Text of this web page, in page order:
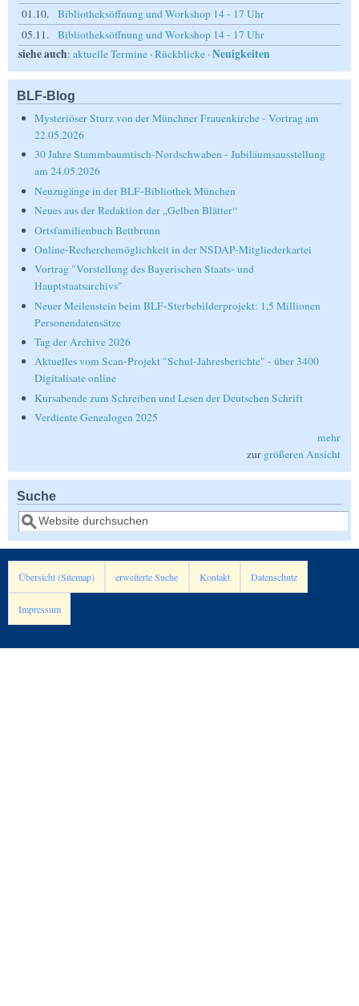
01.10.
Bibliotheksöffnung und Workshop 14 - 17 Uhr
05.11.
Bibliotheksöffnung und Workshop 14 - 17 Uhr
siehe auch: aktuelle Termine ·Rückblicke ·Neuigkeiten
BLF-Blog
Mysteriöser Sturz von der Münchner Frauenkirche - Vortrag am
22.05.2026
30 Jahre Stammbaumtisch-Nordschwaben - Jubiläumsausstellung
am 24.05.2026
Neuzugänge in der BLF-Bibliothek München
Neues aus der Redaktion der „Gelben Blätter“
Ortsfamilienbuch Bettbrunn
Online-Recherchemöglichkeit in der NSDAP-Mitgliederkartei
Vortrag "Vorstellung des Bayerischen Staats- und
Hauptstaatsarchivs"
Neuer Meilenstein beim BLF-Sterbebilderprojekt: 1,5 Millionen
Personendatensätze
Tag der Archive 2026
Aktuelles vom Scan-Projekt "Schul-Jahresberichte" - über 3400
Digitalisate online
Kursabende zum Schreiben und Lesen der Deutschen Schrift
Verdiente Genealogen 2025
mehr
zur größeren Ansicht
Suche
Suche
Übersicht (Sitemap) erweiterte Suche Kontakt Datenschutz
Impressum